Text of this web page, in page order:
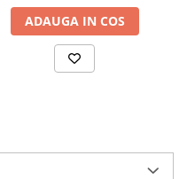
ADAUGA IN COS